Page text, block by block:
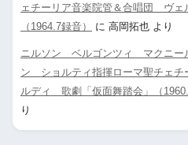
ェチーリア音楽院管＆合唱団 ヴェ
（1964.7録音）
に 高岡拓也 より
ニルソン ベルゴンツィ マクニ
ン ショルティ指揮ローマ聖チェ
ルディ 歌劇「仮面舞踏会」（
り